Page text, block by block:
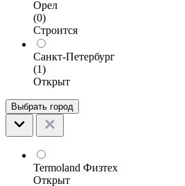
Орел
(0)
Строится
Санкт-Петербург
(1)
Открыт
Выбрать город
Termoland Физтех
Открыт